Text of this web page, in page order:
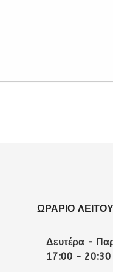
ΩΡΆΡΙΟ
Δευτέρα -
17:00 - 20:30